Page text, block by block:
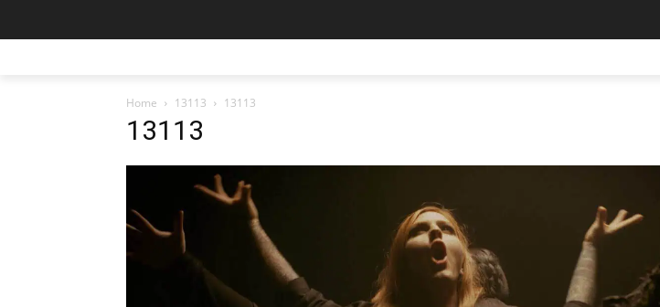
Home 13113 13113
13113